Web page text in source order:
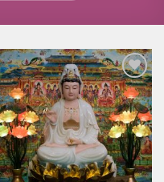
Thêm
vào
danh
sách
yêu
thích